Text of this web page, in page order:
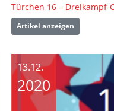
Türchen 16 – Dreikampf-
Artikel anzeigen
13.12.
2020